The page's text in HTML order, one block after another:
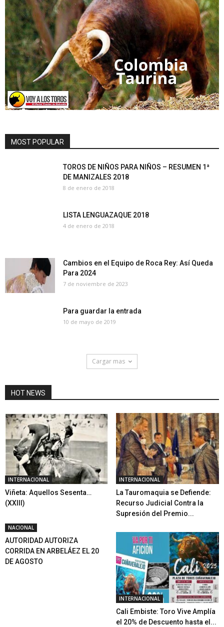
MOST POPULAR
TOROS DE NIÑOS PARA NIÑOS – RESUMEN 1ª
DE MANIZALES 2018
8 de enero de 2018
LISTA LENGUAZAQUE 2018
4 de enero de 2018
Cambios en el Equipo de Roca Rey: Así Queda
Para 2024
7 de noviembre de 2023
Para guardar la entrada
10 de mayo de 2019
Cargar mas
HOT NEWS
INTERNACIONAL
Viñeta: Aquellos Sesenta…
(XXIII)
INTERNACIONAL
La Tauromaquia se Defiende:
Recurso Judicial Contra la
Supresión del Premio...
NACIONAL
AUTORIDAD AUTORIZA
CORRIDA EN ARBELÁEZ EL 20
DE AGOSTO
INTERNACIONAL
Cali Embiste: Toro Vive Amplía
el 20% de Descuento hasta el...